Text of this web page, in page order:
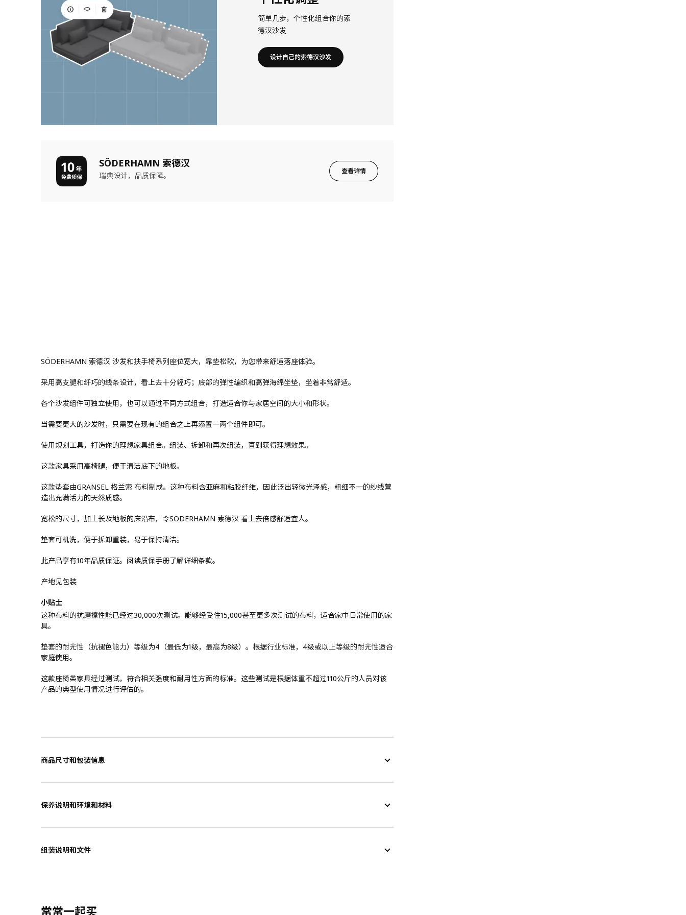
简单几步，个性化组合你的索
德汉沙发
设计自己的索德汉沙发
SÖDERHAMN 索德汉
瑞典设计，品质保障。 查看详情
SÖDERHAMN 索德汉 沙发和扶手椅系列座位宽大，靠垫松软，为您带来舒适落座体验。
采用高支腿和纤巧的线条设计，看上去十分轻巧；底部的弹性编织和高弹海绵坐垫，坐着非常舒适。
各个沙发组件可独立使用，也可以通过不同方式组合，打造适合你与家居空间的大小和形状。
当需要更大的沙发时，只需要在现有的组合之上再添置一两个组件即可。
使用规划工具，打造你的理想家具组合。组装、拆卸和再次组装，直到获得理想效果。
这款家具采用高椅腿，便于清洁底下的地板。
这款垫套由GRANSEL 格兰索 布料制成。这种布料含亚麻和粘胶纤维，因此泛出轻微光泽感，粗细不一的纱线营
造出充满活力的天然质感。
宽松的尺寸，加上长及地板的床沿布，令SÖDERHAMN 索德汉 看上去倍感舒适宜人。
垫套可机洗，便于拆卸重装，易于保持清洁。
此产品享有10年品质保证。阅读质保手册了解详细条款。
产地见包装
小贴士
这种布料的抗磨擦性能已经过30,000次测试。能够经受住15,000甚至更多次测试的布料，适合家中日常使用的家
具。
垫套的耐光性（抗褪色能力）等级为4（最低为1级，最高为8级）。根据行业标准，4级或以上等级的耐光性适合
家庭使用。
这款座椅类家具经过测试，符合相关强度和耐用性方面的标准。这些测试是根据体重不超过110公斤的人员对该
产品的典型使用情况进行评估的。
商品尺寸和包装信息
保养说明和环境和材料
组装说明和文件
常常一起买